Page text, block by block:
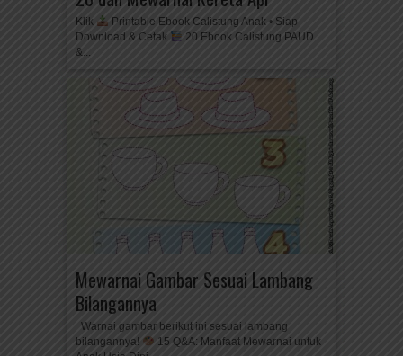
Klik
Printable Ebook Calistung Anak • Siap
Download & Cetak
20 Ebook Calistung PAUD
&...
Mewarnai Gambar Sesuai Lambang
Bilangannya
Warnai gambar berikut ini sesuai lambang
bilangannya!
15 Q&A: Manfaat Mewarnai untuk